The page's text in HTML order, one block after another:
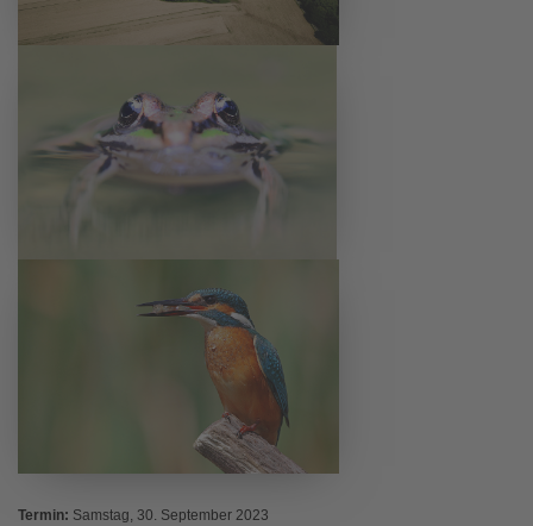
Termin: Samstag, 30. September 2023